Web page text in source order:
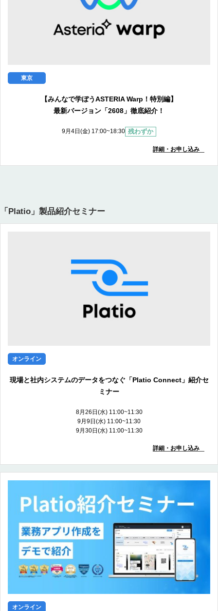
東京
【みんなで学ぼうASTERIA Warp！特別編】
最新バージョン「2608」徹底紹介！
9月4日(金) 17:00~18:30 残わずか
詳細・お申し込み
「Platio」製品紹介セミナー
オンライン
現場と社内システムのデータをつなぐ「Platio Connect」紹介セ
ミナー
8月26日(水) 11:00~11:30
9月9日(水) 11:00~11:30
9月30日(水) 11:00~11:30
詳細・お申し込み
オンライン